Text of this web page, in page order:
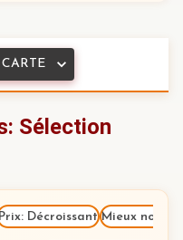
Sélection
Décroissant Mieux notés